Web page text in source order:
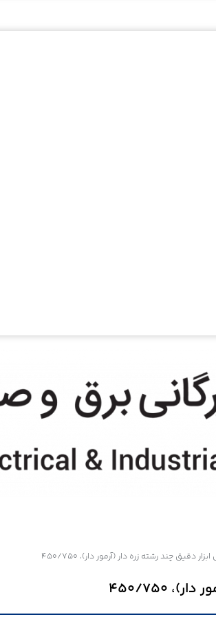
ابزار دقیق چند رشته زره دار (آرمور دار)، 450/750
450/750